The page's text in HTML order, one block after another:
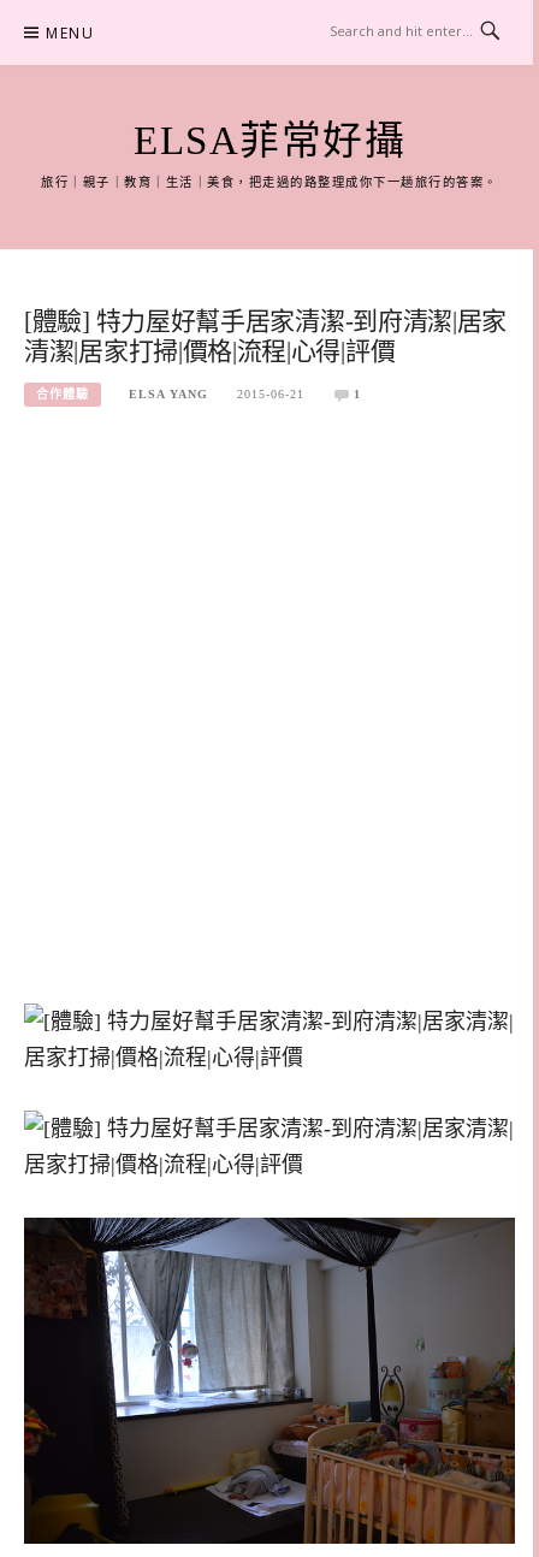
content
MENU
ELSA菲常好攝
旅行｜親子｜教育｜生活｜美食，把走過的路整理成你下一趟旅行的答案。
[體驗] 特力屋好幫手居家清潔-到府清潔|居家
清潔|居家打掃|價格|流程|心得|評價
合作體驗 ELSA YANG 2015-06-21 1